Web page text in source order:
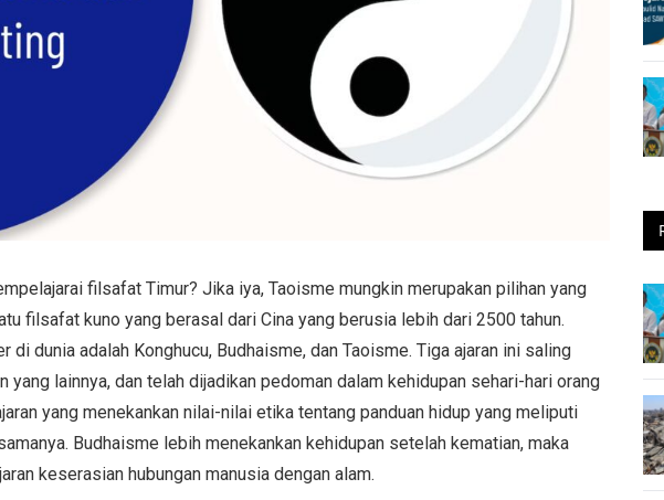
filsafat Timur? Jika iya, Taoisme mungkin merupakan pilihan yang
filsafat kuno yang berasal dari Cina yang berusia lebih dari 2500 tahun.
di dunia adalah Konghucu, Budhaisme, dan Taoisme. Tiga ajaran ini saling
yang lainnya, dan telah dijadikan pedoman dalam kehidupan sehari-hari orang
yang menekankan nilai-nilai etika tentang panduan hidup yang meliputi
Budhaisme lebih menekankan kehidupan setelah kematian, maka
keserasian hubungan manusia dengan alam.